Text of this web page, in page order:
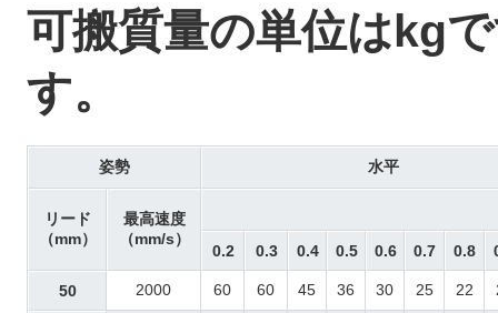
可搬質量の単位はkg
す。
姿勢 水平
リード
（mm）
最高速度
（mm/s）
0.2 0.3 0.4 0.5 0.6 0.7 0.8
50 2000 60 60 45 36 30 25 22